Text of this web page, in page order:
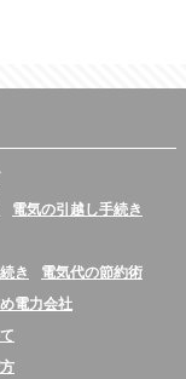
電気の引越し手続き
き
電気代の節約術
電力会社